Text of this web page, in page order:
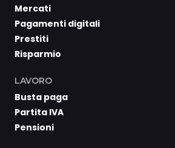
Mercati
Pagamenti digitali
Prestiti
Risparmio
LAVORO
Busta paga
Partita IVA
Pensioni